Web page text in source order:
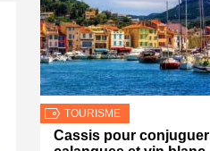
TOURISME
Cassis pour conjuguer